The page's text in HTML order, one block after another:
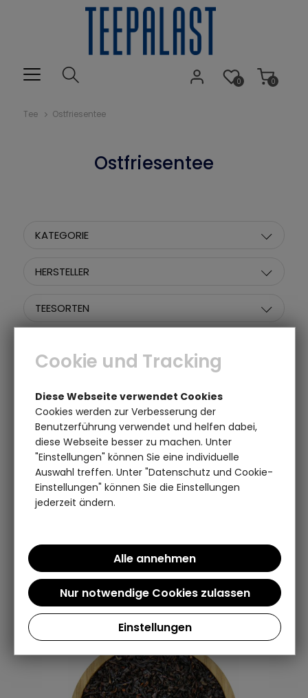
0
0
Tee Ostfriesentee
Ostfriesentee
KATEGORIE
HERSTELLER
TEESORTEN
GRÖSSE
BESONDERHEITEN
PREIS
Cookie und Tracking
Diese Webseite verwendet Cookies
Cookies werden zur Verbesserung der
Benutzerführung verwendet und helfen dabei,
diese Webseite besser zu machen. Unter
"Einstellungen" können Sie eine individuelle
Auswahl treffen. Unter "Datenschutz und Cookie-
Einstellungen" können Sie die Einstellungen
jederzeit ändern.
Einstellungen